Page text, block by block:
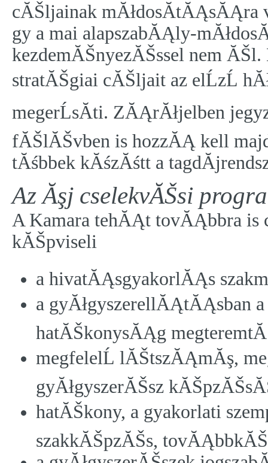
cĂŠljainak mĂłdosĂ­tĂĄsĂĄra
gy a mai alapszabĂĄly-
kezdemĂŠnyezĂŠssel nem
stratĂŠgiai cĂŠljait az elĹzĹ
megerĹsĂ­ti. ZĂĄrĂłjelben
fĂŠlĂŠvben is hozzĂĄ kell
tĂśbbek kĂśzĂśtt a
Az Ăşj cselekvĂŠsi
A Kamara tehĂĄt tovĂĄbbra is
kĂŠpviseli
a hivatĂĄsgyakorlĂĄs
a gyĂłgyszerellĂĄtĂĄsban
hatĂŠkonysĂĄg
megfelelĹ lĂŠtszĂĄmĂş,
gyĂłgyszerĂŠsz
hatĂŠkony, a gyakorlati
szakkĂŠpzĂŠs,